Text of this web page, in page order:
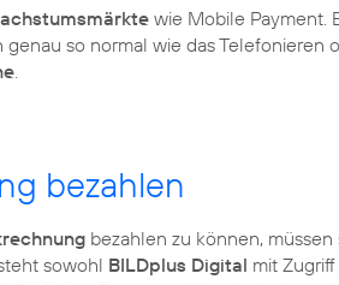
wie Mobile Payment.
so normal wie das Telefonieren
.
bezahlen
bezahlen zu können, müssen
sowohl BILDplus Digital mit